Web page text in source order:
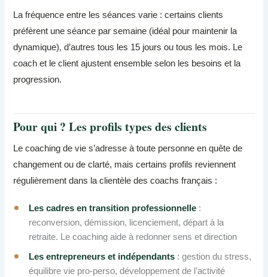
La fréquence entre les séances varie : certains clients
préfèrent une séance par semaine (idéal pour maintenir la
dynamique), d’autres tous les 15 jours ou tous les mois. Le
coach et le client ajustent ensemble selon les besoins et la
progression.
Pour qui ? Les profils types des clients
Le coaching de vie s’adresse à toute personne en quête de
changement ou de clarté, mais certains profils reviennent
régulièrement dans la clientèle des coachs français :
Les cadres en transition professionnelle :
reconversion, démission, licenciement, départ à la
retraite. Le coaching aide à redonner sens et direction
Les entrepreneurs et indépendants : gestion du stress,
équilibre vie pro-perso, développement de l’activité